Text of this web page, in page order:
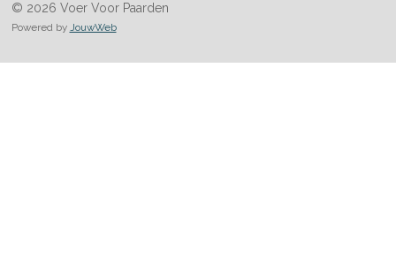
© 2026 Voer Voor Paarden
Powered by JouwWeb